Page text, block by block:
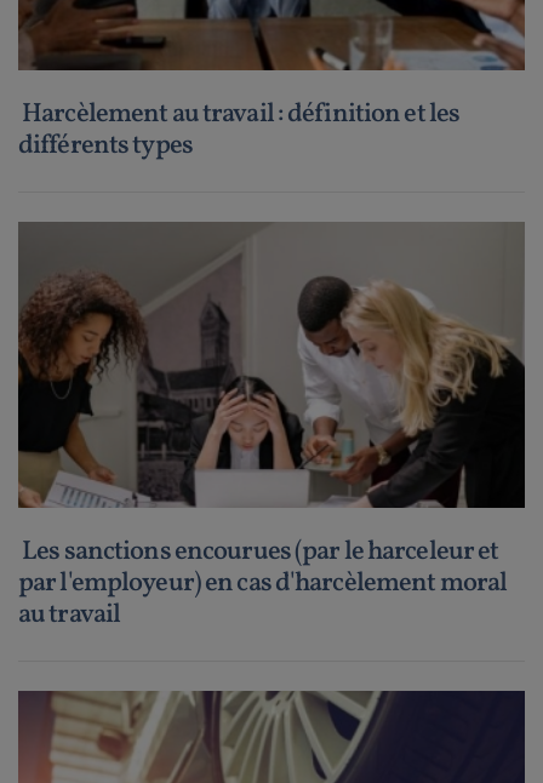
Harcèlement au travail : définition et les
différents types
Les sanctions encourues (par le harceleur et
par l'employeur) en cas d'harcèlement moral
au travail